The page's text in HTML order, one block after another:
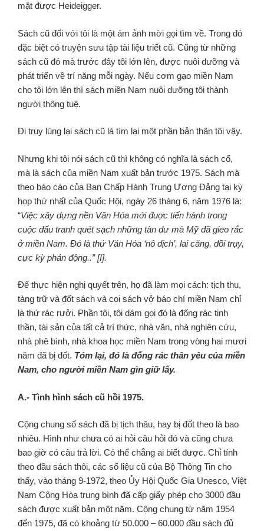
mặt được Heideigger.
Sách cũ đối với tôi là một ám ảnh mời gọi tìm về. Trong đó
đặc biệt có truyện sưu tập tài liệu triết cũ. Cũng từ những
sách cũ đó mà trước đây tôi lớn lên, được nuôi dưỡng và
phát triển về trí năng mỗi ngày. Nếu cơm gạo miền Nam
cho tôi lớn lên thì sách miền Nam nuôi dưỡng tôi thành
người thông tuệ.
Đi truy lùng lại sách cũ là tìm lại một phần bản thân tôi vậy.
Nhưng khi tôi nói sách cũ thì không có nghĩa là sách cổ,
mà là sách của miền Nam xuất bản trước 1975. Sách mà
theo báo cáo của Ban Chấp Hành Trung Ương Đảng tại kỳ
họp thứ nhất của Quốc Hội, ngày 26 tháng 6, năm 1976 là:
“Việc xây dựng nền Văn Hóa mới đuợc tiến hành trong
cuộc đấu tranh quét sạch những tàn dư mà Mỹ đã gieo rắc
ở miền Nam. Đó là thứ Văn Hóa ‘nô dịch’, lai căng, đồi trụy,
cực kỳ phản động..” [I].
Để thực hiện nghị quyết trên, họ đã làm mọi cách: tịch thu,
tàng trữ và đốt sách và coi sách vở báo chí miền Nam chỉ
là thứ rác rưởi. Phần tôi, tôi dám gọi đó là đống rác tinh
thần, tài sản của tất cả trí thức, nhà văn, nhà nghiên cứu,
nhà phê bình, nhà khoa học miền Nam trong vòng hai mươi
năm đã bị đốt. Tóm lại, đó là đống rác thân yêu của miền
Nam, cho người miền Nam gìn giữ lấy.
A.- Tình hình sách cũ hồi 1975.
Cộng chung số sách đã bị tịch thâu, hay bị đốt theo là bao
nhiêu. Hình như chưa có ai hỏi câu hỏi đó và cũng chưa
bao giờ có câu trả lời. Có thể chẳng ai biết được. Chỉ tính
theo đầu sách thôi, các số liệu cũ của Bộ Thông Tin cho
thấy, vào tháng 9-1972, theo Ủy Hội Quốc Gia Unesco, Việt
Nam Cộng Hòa trung bình đã cấp giấy phép cho 3000 đầu
sách được xuất bản một năm. Cộng chung từ năm 1954
đến 1975, đã có khoảng từ 50.000 – 60.000 đầu sách đủ